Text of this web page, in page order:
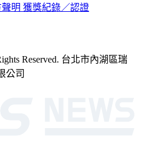
明 獲獎紀錄／認證
Reserved. 台北市內湖區瑞
公司